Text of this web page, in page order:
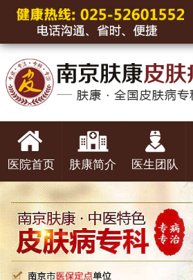
医院首页 肤康简介 医生团队